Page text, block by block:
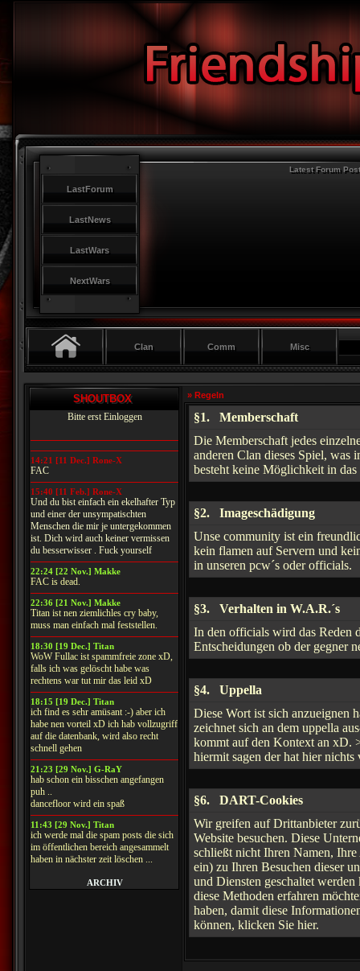
LastForum
LastNews
LastWars
NextWars
Latest Forum
Clan Comm Misc
SHOUTBOX
Bitte erst Einloggen
14:21 [11 Dec.] Rone-X
FAC
15:40 [11 Feb.] Rone-X
Und du bist einfach ein ekelhafter Typ
und einer der unsympatischten
Menschen die mir je untergekommen
ist. Dich wird auch keiner vermissen
du besserwisser . Fuck yourself
22:24 [22 Nov.] Makke
FAC is dead.
22:36 [21 Nov.] Makke
Titan ist nen ziemlichles cry baby,
muss man einfach mal feststellen.
18:30 [19 Dec.] Titan
WoW Fullac ist spammfreie zone xD,
falls ich was gelöscht habe was
rechtens war tut mir das leid xD
18:15 [19 Dec.] Titan
ich find es sehr amüsant :-) aber ich
habe nen vorteil xD ich hab vollzugriff
auf die datenbank, wird also recht
schnell gehen
21:23 [29 Nov.] G-RaY
hab schon ein bisschen angefangen
puh ..
dancefloor wird ein spaß
11:43 [29 Nov.] Titan
ich werde mal die spam posts die sich
im öffentlichen bereich angesammelt
haben in nächster zeit löschen ...
ARCHIV
» Regeln
§1. Memberschaft
Die Memberschaft jedes
anderen Clan dieses Spiel, was
besteht keine Möglichkeit in das
§2. Imageschädigung
Unse community ist ein
kein flamen auf Servern und
in unseren pcw´s oder officials.
§3. Verhalten in W.A.R.´s
In den officials wird das Reden
Entscheidungen ob der gegner
§4. Uppella
Diese Wort ist sich anzueignen
zeichnet sich an dem uppella
kommt auf den Kontext an xD.
hiermit sagen der hat hier nichts
§6. DART-Cookies
Wir greifen auf Drittanbieter
Website besuchen. Diese
schließt nicht Ihren Namen,
ein) zu Ihren Besuchen dieser
und Diensten geschaltet
diese Methoden erfahren
haben, damit diese
können, klicken Sie hier.